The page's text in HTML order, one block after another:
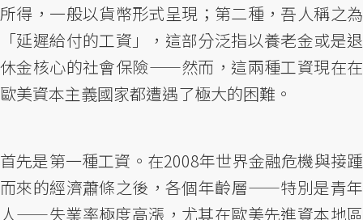
所得，一般以貨幣形式呈現；第二種，吾人稱之為
「延遲給付的工資」，這部分泛指以養老金或是退
休金核心的社會保險——然而，這兩種工資現在在
歐美資本主義國家都遭遇了極大的困難。
首先是第一種工資。在2008年世界金融危機與接踵
而來的經濟蕭條之後，各個年齡層——特別是青年
人——失業率極度高漲，尤其在歐美先進資本地區